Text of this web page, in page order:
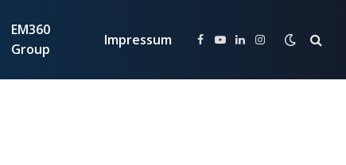
EM360
Group
Impressum Facebook
YouTube
LinkedInInstagram